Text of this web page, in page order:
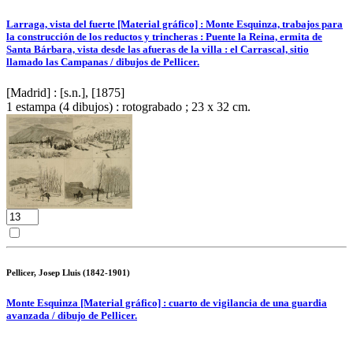
Larraga, vista del fuerte [Material gráfico] : Monte Esquinza, trabajos para
la construcción de los reductos y trincheras : Puente la Reina, ermita de
Santa Bárbara, vista desde las afueras de la villa : el Carrascal, sitio
llamado las Campanas / dibujos de Pellicer.
[Madrid] : [s.n.], [1875]
1 estampa (4 dibujos) : rotograbado ; 23 x 32 cm.
Pellicer, Josep Lluis (1842-1901)
Monte Esquinza [Material gráfico] : cuarto de vigilancia de una guardia
avanzada / dibujo de Pellicer.